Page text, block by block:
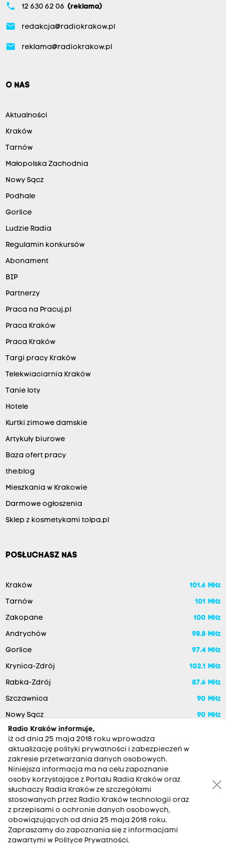
phone 12 630 62 06 (reklama)
email redakcja@radiokrakow.pl
email reklama@radiokrakow.pl
O NAS
Aktualności
Kraków
Tarnów
Małopolska Zachodnia
Nowy Sącz
Podhale
Gorlice
Ludzie Radia
Regulamin konkursów
Abonament
BIP
Partnerzy
Praca na Pracuj.pl
Praca Kraków
Praca Kraków
Targi pracy Kraków
Telekwiaciarnia Kraków
Tanie loty
Hotele
Kurtki zimowe damskie
Artykuły biurowe
Baza ofert pracy
the:blog
Mieszkania w Krakowie
Darmowe ogłoszenia
Sklep z kosmetykami tolpa.pl
POSŁUCHASZ NAS
Kraków 101.6 MHz
Tarnów 101 MHz
Zakopane 100 MHz
Andrychów 98.8 MHz
Gorlice 97.4 MHz
Krynica-Zdrój 102.1 MHz
Rabka-Zdrój 87.6 MHz
Szczawnica 90 MHz
Nowy Sącz 90 MHz
RADIO KRAKÓW SA. Aleja Juliusza Słowackiego 22, 30-007
Kraków
Antena: 12 200 33 33
Radio Kraków informuje,
iż od dnia 25 maja 2018 roku wprowadza
aktualizację polityki prywatności i zabezpieczeń w
zakresie przetwarzania danych osobowych.
Niniejsza informacja ma na celu zapoznanie
osoby korzystające z Portalu Radia Kraków oraz
słuchaczy Radia Kraków ze szczegółami
stosowanych przez Radio Kraków technologii oraz
z przepisami o ochronie danych osobowych,
obowiązujących od dnia 25 maja 2018 roku.
Zapraszamy do zapoznania się z informacjami
zawartymi w Polityce Prywatności.